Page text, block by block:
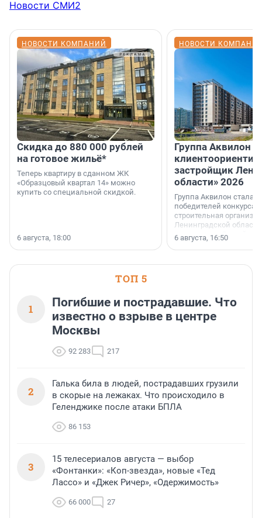
Новости СМИ2
НОВОСТИ КОМПАНИЙ
Скидка до 880 000 рублей
на готовое жильё*
Теперь квартиру в сданном ЖК
«Образцовый квартал 14» можно
купить со специальной скидкой.
6 августа, 18:00
НОВОСТИ
Группа Аквилон
застройщик
области» 2026
Группа Аквилон стала
победителей конкурса
строительная
Ленинградской области
номинации «Самый
застройщик
области».
6 августа, 16:50
ТОП 5
1
Погибшие и пострадавшие. Что
известно о взрыве в центре
Москвы
92 283 217
2
Галька била в людей, пострадавших грузили
в скорые на лежаках. Что происходило в
Геленджике после атаки БПЛА
86 153
3
15 телесериалов августа — выбор
«Фонтанки»: «Коп-звезда», новые «Тед
Лассо» и «Джек Ричер», «Одержимость»
66 000 27